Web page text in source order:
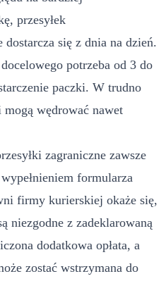
przesyłek
się z dnia na dzień.
potrzeba od 3 do
paczki. W trudno
wędrować nawet
zagraniczne zawsze
formularza
firmy kurierskiej okaże się,
niezgodne z zadeklarowaną
dodatkowa opłata, a
zostać wstrzymana do